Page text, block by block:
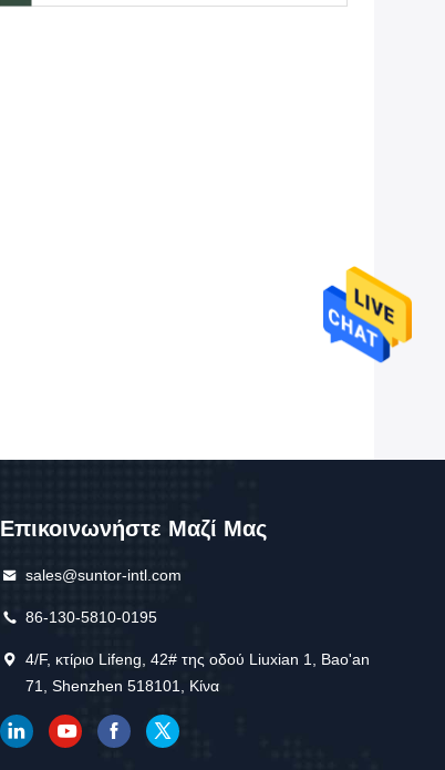
Επικοινωνήστε Μαζί Μας
sales@suntor-intl.com
86-130-5810-0195
4/F, κτίριο Lifeng, 42# της οδού Liuxian 1, Bao'an
71, Shenzhen 518101, Κίνα